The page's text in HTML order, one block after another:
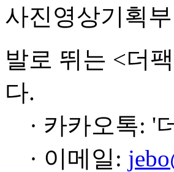
사진영상기획
발로 뛰는 <더
다.
· 카카오톡: '
· 이메일: